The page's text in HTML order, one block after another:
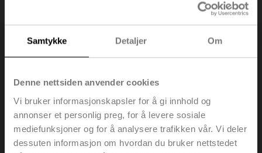
Samtykke Detaljer Om
Denne nettsiden anvender cookies
Vi bruker informasjonskapsler for å gi innhold og
annonser et personlig preg, for å levere sosiale
mediefunksjoner og for å analysere trafikken vår. Vi deler
dessuten informasjon om hvordan du bruker nettstedet
R7032R-B3+NRF24A-
S2